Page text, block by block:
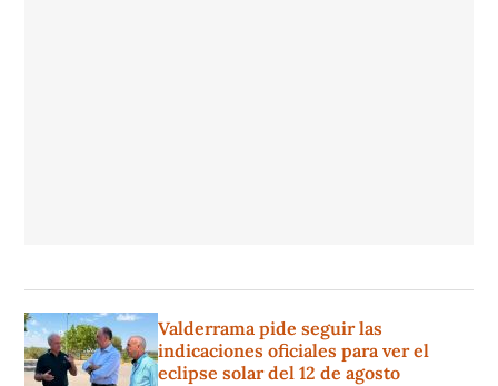
Valderrama pide seguir las
indicaciones oficiales para ver el
eclipse solar del 12 de agosto